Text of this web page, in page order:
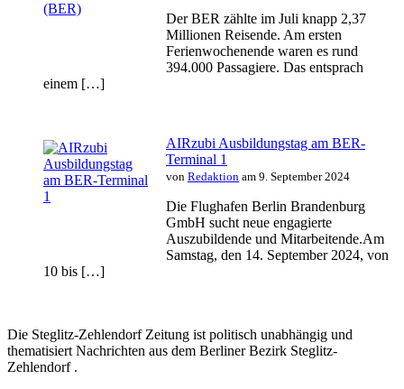
Der BER zählte im Juli knapp 2,37
Millionen Reisende. Am ersten
Ferienwochenende waren es rund
394.000 Passagiere. Das entsprach
einem […]
AIRzubi Ausbildungstag am BER-
Terminal 1
von Redaktion am 9. September 2024
Die Flughafen Berlin Brandenburg
GmbH sucht neue engagierte
Auszubildende und Mitarbeitende.Am
Samstag, den 14. September 2024, von
10 bis […]
Die Steglitz-Zehlendorf Zeitung ist politisch unabhängig und
thematisiert Nachrichten aus dem Berliner Bezirk Steglitz-
Zehlendorf .